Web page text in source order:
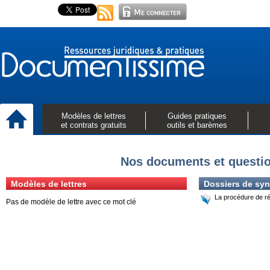
Modèles de lettres
et contrats gratuits
Guides pratiques
outils et barèmes
Nos documents et
Modèles de lettres
Pas de modèle de lettre avec ce mot clé
Dossiers de
La procédure de